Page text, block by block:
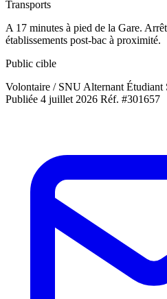
Transports
A 17 minutes à pied de la Gare.
établissements post-bac à proximité.
Public cible
Volontaire / SNU Alternant Étudiant
Publiée 4 juillet 2026 Réf. #301657